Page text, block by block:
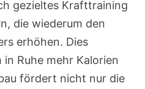
gezieltes Krafttraining
die wiederum den
erhöhen. Dies
in Ruhe mehr Kalorien
fördert nicht nur die